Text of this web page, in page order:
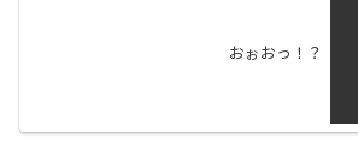
おぉおっ！？